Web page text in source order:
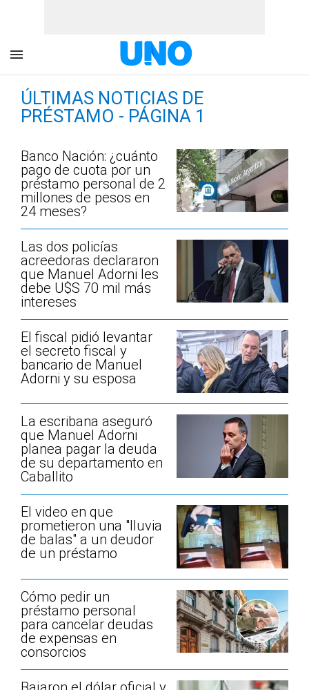
ÚLTIMAS NOTICIAS DE
PRÉSTAMO - PÁGINA 1
Banco Nación: ¿cuánto
pago de cuota por un
préstamo personal de 2
millones de pesos en
24 meses?
Las dos policías
acreedoras declararon
que Manuel Adorni les
debe U$S 70 mil más
intereses
El fiscal pidió levantar
el secreto fiscal y
bancario de Manuel
Adorni y su esposa
La escribana aseguró
que Manuel Adorni
planea pagar la deuda
de su departamento en
Caballito
El video en que
prometieron una "lluvia
de balas" a un deudor
de un préstamo
Cómo pedir un
préstamo personal
para cancelar deudas
de expensas en
consorcios